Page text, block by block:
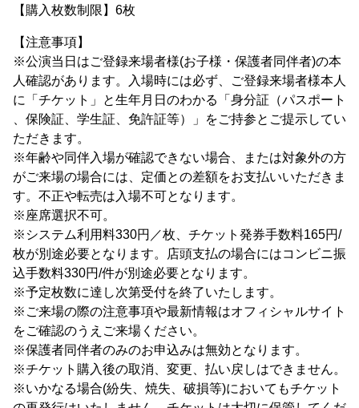
【購入枚数制限】6枚
【注意事項】
※公演当日はご登録来場者様(お子様・保護者同伴者)の本
人確認があります。入場時には必ず、ご登録来場者様本人
に「チケット」と生年月日のわかる「身分証（パスポート
、保険証、学生証、免許証等）」をご持参とご提示してい
ただきます。
※年齢や同伴入場が確認できない場合、または対象外の方
がご来場の場合には、定価との差額をお支払いいただきま
す。不正や転売は入場不可となります。
※座席選択不可。
※システム利用料330円／枚、チケット発券手数料165円/
枚が別途必要となります。店頭支払の場合にはコンビニ振
込手数料330円/件が別途必要となります。
※予定枚数に達し次第受付を終了いたします。
※ご来場の際の注意事項や最新情報はオフィシャルサイト
をご確認のうえご来場ください。
※保護者同伴者のみのお申込みは無効となります。
※チケット購入後の取消、変更、払い戻しはできません。
※いかなる場合(紛失、焼失、破損等)においてもチケット